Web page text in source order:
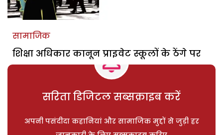
सामाजिक
शिक्षा अधिकार कानून प्राइवेट स्कूलों के ठेंगे पर
सरिता डिजिटल सब्सक्राइब करें
अपनी पसंदीदा कहानियां और सामाजिक मुद्दों से जुड़ी हर